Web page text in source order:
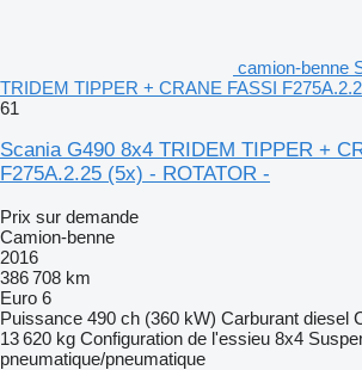
camion-benne
TRIDEM TIPPER + CRANE FASSI
61
Scania G490 8x4 TRIDEM TIPPER +
F275A.2.25 (5x) - ROTATOR -
Prix sur demande
Camion-benne
2016
386 708 km
Euro 6
Puissance 490 ch (360 kW) Carburant diesel
13 620 kg Configuration de l'essieu 8x4
pneumatique/pneumatique